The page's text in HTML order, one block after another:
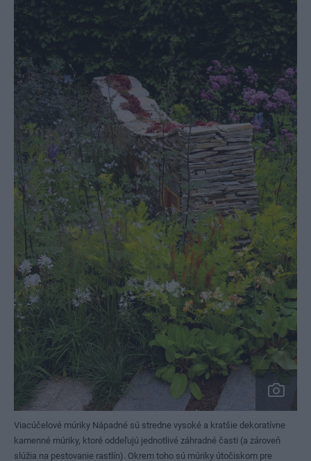
Viacúčelové múriky Nápadné sú stredne vysoké a kratšie dekoratívne
kamenné múriky, ktoré oddeľujú jednotlivé záhradné časti (a zároveň
slúžia na pestovanie rastlín). Okrem toho sú múriky útočiskom pre